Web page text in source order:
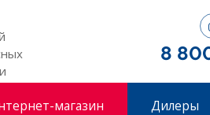
8
магазин Дилеры